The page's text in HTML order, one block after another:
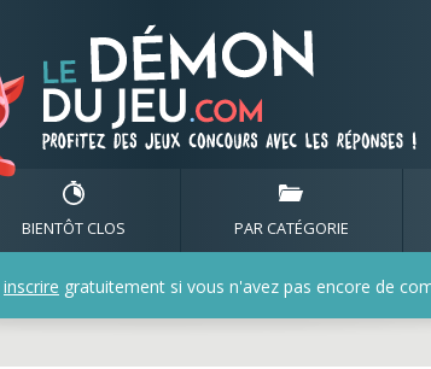
BIENTÔT CLOS PAR CATÉGORIE
inscrire gratuitement si vous n'avez pas encore de